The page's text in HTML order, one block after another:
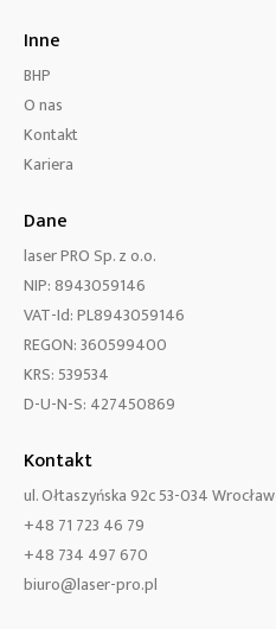
Inne
BHP
O nas
Kontakt
Kariera
Dane
laser PRO Sp. z o.o.
NIP: 8943059146
VAT-Id: PL8943059146
REGON: 360599400
KRS: 539534
D-U-N-S: 427450869
Kontakt
ul. Ołtaszyńska 92c 53-034 Wrocław
+48 71 723 46 79
+48 734 497 670
biuro@laser-pro.pl